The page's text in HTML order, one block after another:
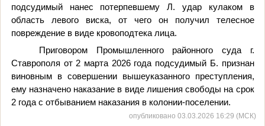
подсудимый нанес потерпевшему Л. удар кулаком в
область левого виска, от чего он получил телесное
повреждение в виде кровоподтека лица.
Приговором Промышленного районного суда г.
Ставрополя от 2 марта 2026 года подсудимый Б. признан
виновным в совершении вышеуказанного преступления,
ему назначено наказание в виде лишения свободы на срок
2 года с отбыванием наказания в колонии-поселении.
опубликовано 03.03.2026 16:29 (МСК)